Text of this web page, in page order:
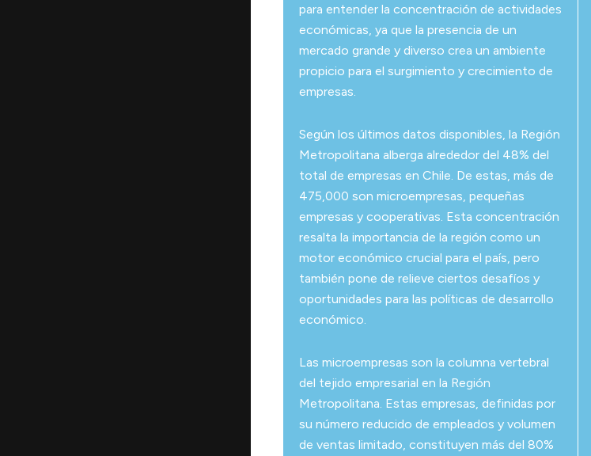
para entender la concentración de actividades
económicas, ya que la presencia de un
mercado grande y diverso crea un ambiente
propicio para el surgimiento y crecimiento de
empresas.
Según los últimos datos disponibles, la Región
Metropolitana alberga alrededor del 48% del
total de empresas en Chile. De estas, más de
475,000 son microempresas, pequeñas
empresas y cooperativas. Esta concentración
resalta la importancia de la región como un
motor económico crucial para el país, pero
también pone de relieve ciertos desafíos y
oportunidades para las políticas de desarrollo
económico.
Las microempresas son la columna vertebral
del tejido empresarial en la Región
Metropolitana. Estas empresas, definidas por
su número reducido de empleados y volumen
de ventas limitado, constituyen más del 80%